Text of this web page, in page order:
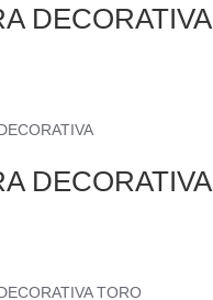
DECORATIVA
DECORATIVA